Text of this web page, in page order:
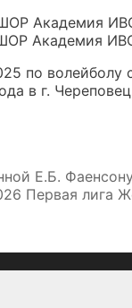
Академия
Академия
по
в г.
Е.Б. Фаенсону
Первая лига